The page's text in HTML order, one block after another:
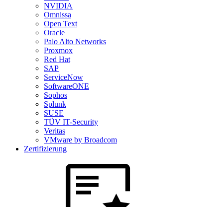
NVIDIA
Omnissa
Open Text
Oracle
Palo Alto Networks
Proxmox
Red Hat
SAP
ServiceNow
SoftwareONE
Sophos
Splunk
SUSE
TÜV IT-Security
Veritas
VMware by Broadcom
Zertifizierung